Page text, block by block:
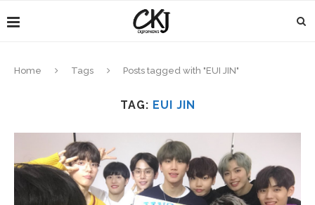
Home Tags Posts tagged with "EUI JIN"
TAG: EUI JIN